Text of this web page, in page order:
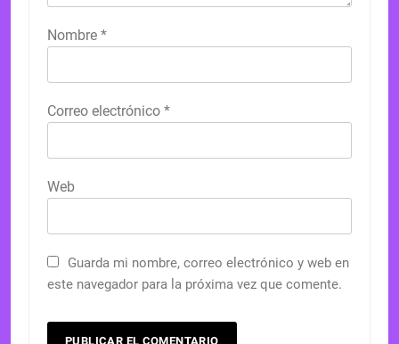
Nombre *
Correo electrónico *
Web
Guarda mi nombre, correo electrónico y web en
este navegador para la próxima vez que comente.